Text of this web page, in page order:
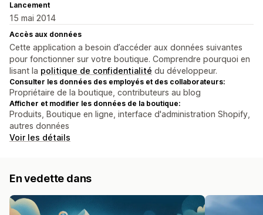
Lancement
15 mai 2014
Accès aux données
Cette application a besoin d’accéder aux données suivantes
pour fonctionner sur votre boutique. Comprendre pourquoi en
lisant la politique de confidentialité du développeur.
Consulter les données des employés et des collaborateurs:
Propriétaire de la boutique, contributeurs au blog
Afficher et modifier les données de la boutique:
Produits, Boutique en ligne, interface d'administration Shopify,
autres données
Voir les détails
En vedette dans